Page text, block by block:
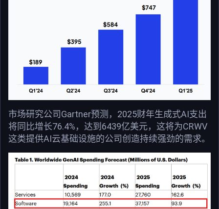
市场研究公司Gartner预测，2025财年生成式AI支出
将同比增长76.4%，达到6439亿美元，这将为CRWV
这类提供AI云基础设施的公司创造持续强劲的需求。